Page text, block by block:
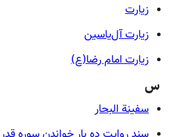
زیارت
زیارت آل‌یاسین
زیارت امام رضا(ع)
س
سفینة البحار